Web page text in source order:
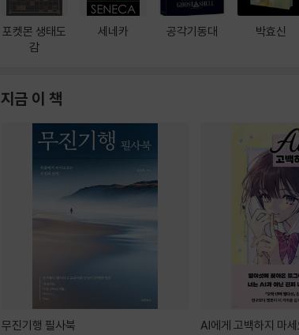
포켓몬 생태도
감
세네카 공각기동대 박효신
지금 이 책
무진기행 필사북 AI에게 고백하지 마